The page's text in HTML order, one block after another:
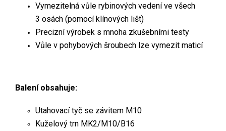
Vymezitelná vůle rybinových vedení ve všech
3 osách (pomocí klínových lišt)
Precizní výrobek s mnoha zkušebními testy
Vůle v pohybových šroubech lze vymezit maticí
Balení obsahuje:
Utahovací tyč se závitem M10
Kuželový trn MK2/M10/B16